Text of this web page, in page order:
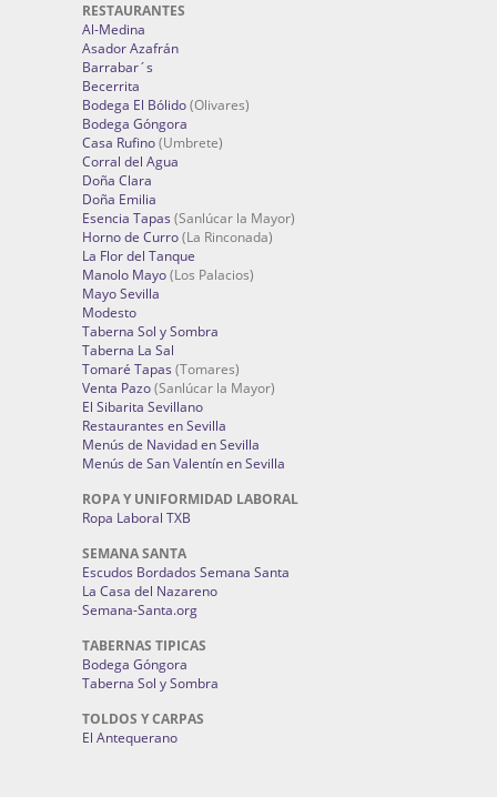
RESTAURANTES
Al-Medina
Asador Azafrán
Barrabar´s
Becerrita
Bodega El Bólido(Olivares)
Bodega Góngora
Casa Rufino(Umbrete)
Corral del Agua
Doña Clara
Doña Emilia
Esencia Tapas (Sanlúcar la Mayor)
Horno de Curro(La Rinconada)
La Flor del Tanque
Manolo Mayo(Los Palacios)
Mayo Sevilla
Modesto
Taberna Sol y Sombra
Taberna La Sal
Tomaré Tapas (Tomares)
Venta Pazo(Sanlúcar la Mayor)
El Sibarita Sevillano
Restaurantes en Sevilla
Menús de Navidad en Sevilla
Menús de San Valentín en Sevilla
ROPA Y UNIFORMIDAD LABORAL
Ropa Laboral TXB
SEMANA SANTA
Escudos Bordados Semana Santa
La Casa del Nazareno
Semana-Santa.org
TABERNAS TIPICAS
Bodega Góngora
Taberna Sol y Sombra
TOLDOS Y CARPAS
El Antequerano